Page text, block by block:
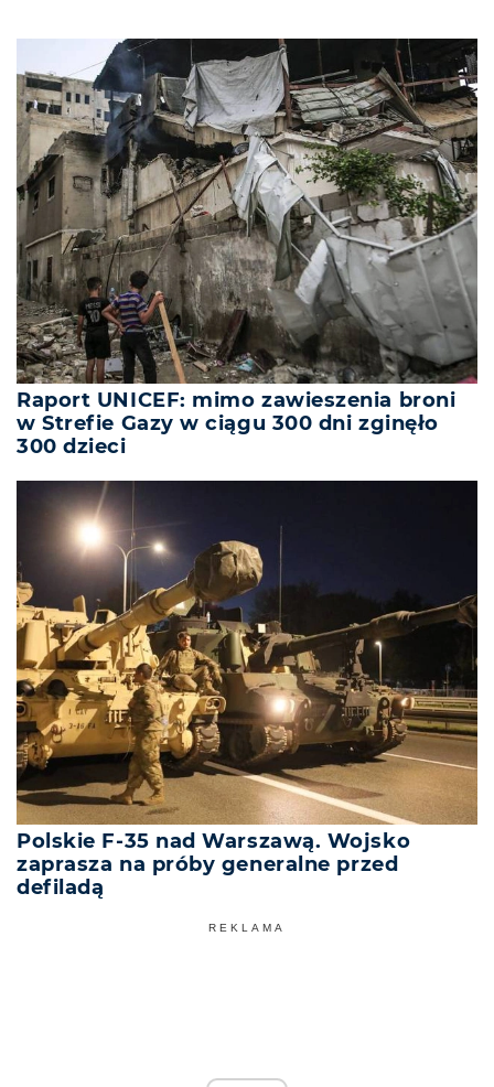
Raport UNICEF: mimo zawieszenia broni
w Strefie Gazy w ciągu 300 dni zginęło
300 dzieci
Polskie F-35 nad Warszawą. Wojsko
zaprasza na próby generalne przed
defiladą
REKLAMA